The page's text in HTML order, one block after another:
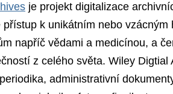
je projekt digitalizace
přístup k unikátním nebo vzácným
napříč vědami a medicínou, a
z celého světa. Wiley Digtial
administrativní